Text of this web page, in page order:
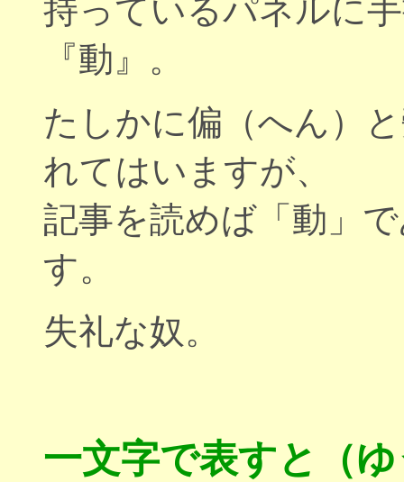
持っているパネルに
『動』。
たしかに偏（へん）
れてはいますが、
記事を読めば「動」
す。
失礼な奴。
一文字で表すと（